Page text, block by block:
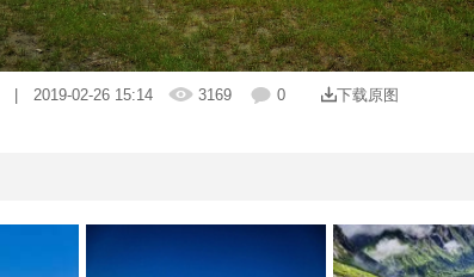
| 2019-02-26 15:14 3169 0 下载原图